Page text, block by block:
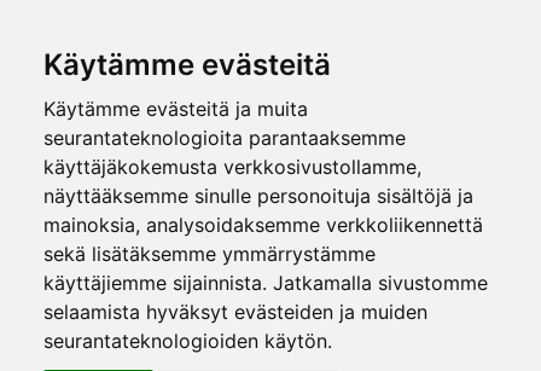
Käytämme evästeitä
Käytämme evästeitä ja muita
seurantateknologioita parantaaksemme
käyttäjäkokemusta verkkosivustollamme,
näyttääksemme sinulle personoituja sisältöjä ja
mainoksia, analysoidaksemme verkkoliikennettä
sekä lisätäksemme ymmärrystämme
käyttäjiemme sijainnista. Jatkamalla sivustomme
selaamista hyväksyt evästeiden ja muiden
seurantateknologioiden käytön.